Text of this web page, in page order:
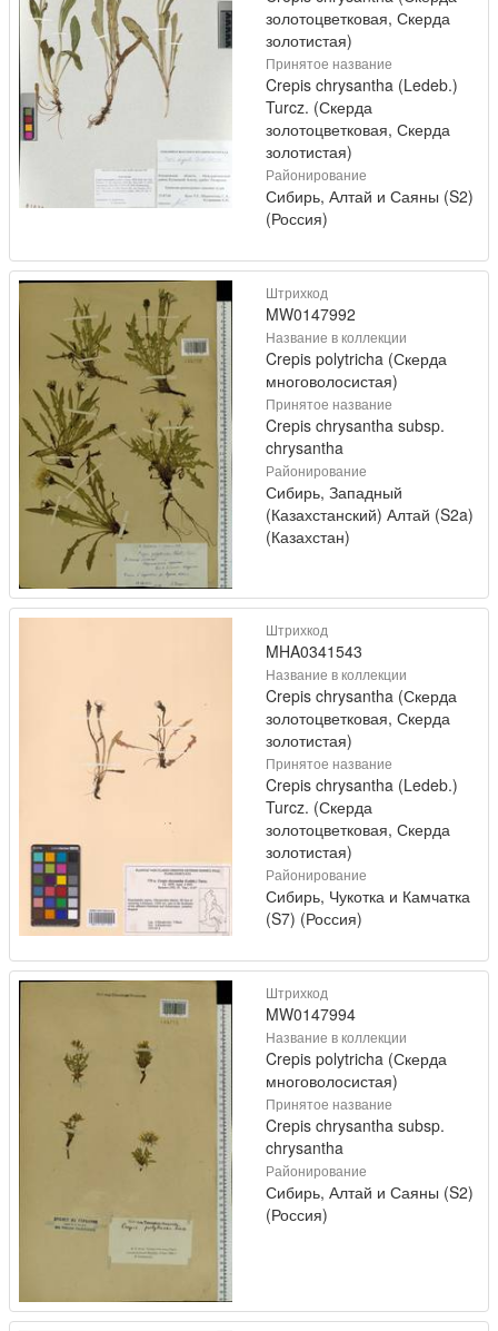
золотоцветковая, Скерда
золотистая)
Принятое название
Crepis chrysantha (Ledeb.)
Turcz. (Скерда
золотоцветковая, Скерда
золотистая)
Районирование
Сибирь, Алтай и Саяны (S2)
(Россия)
Штрихкод
MW0147992
Название в коллекции
Crepis polytricha (Скерда
многоволосистая)
Принятое название
Crepis chrysantha subsp.
chrysantha
Районирование
Сибирь, Западный
(Казахстанский) Алтай (S2a)
(Казахстан)
Штрихкод
MHA0341543
Название в коллекции
Crepis chrysantha (Скерда
золотоцветковая, Скерда
золотистая)
Принятое название
Crepis chrysantha (Ledeb.)
Turcz. (Скерда
золотоцветковая, Скерда
золотистая)
Районирование
Сибирь, Чукотка и Камчатка
(S7) (Россия)
Штрихкод
MW0147994
Название в коллекции
Crepis polytricha (Скерда
многоволосистая)
Принятое название
Crepis chrysantha subsp.
chrysantha
Районирование
Сибирь, Алтай и Саяны (S2)
(Россия)